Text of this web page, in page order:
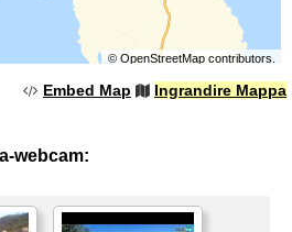
© OpenStreetMapcontributors.
Embed Map Ingrandire Mappa
webcam: